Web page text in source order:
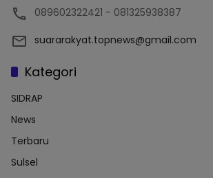
089602322421 - 081325938387
suararakyat.topnews@gmail.com
Kategori
SIDRAP
News
Terbaru
Sulsel